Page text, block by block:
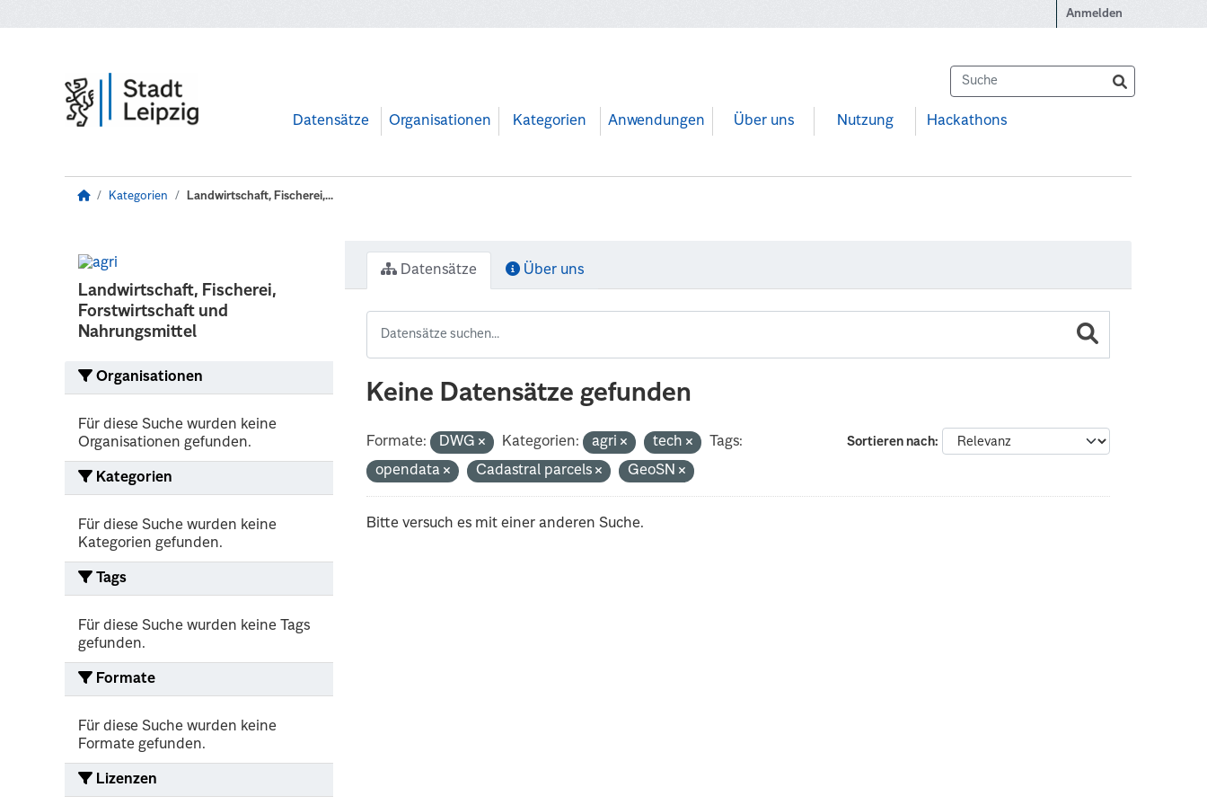
Anmelden
Datensätze Organisationen Kategorien Anwendungen Über uns Nutzung Hackathons
Kategorien Landwirtschaft, Fischerei,...
Landwirtschaft, Fischerei,
Forstwirtschaft und
Nahrungsmittel
Organisationen
Für diese Suche wurden keine
Organisationen gefunden.
Kategorien
Für diese Suche wurden keine
Kategorien gefunden.
Tags
Für diese Suche wurden keine Tags
gefunden.
Formate
Für diese Suche wurden keine
Formate gefunden.
Lizenzen
Datensätze Über uns
Keine Datensätze gefunden
Sortieren nach
Formate: DWG Kategorien: agri tech
Tags:
opendata
Cadastral parcels GeoSN
Bitte versuch es mit einer anderen Suche.